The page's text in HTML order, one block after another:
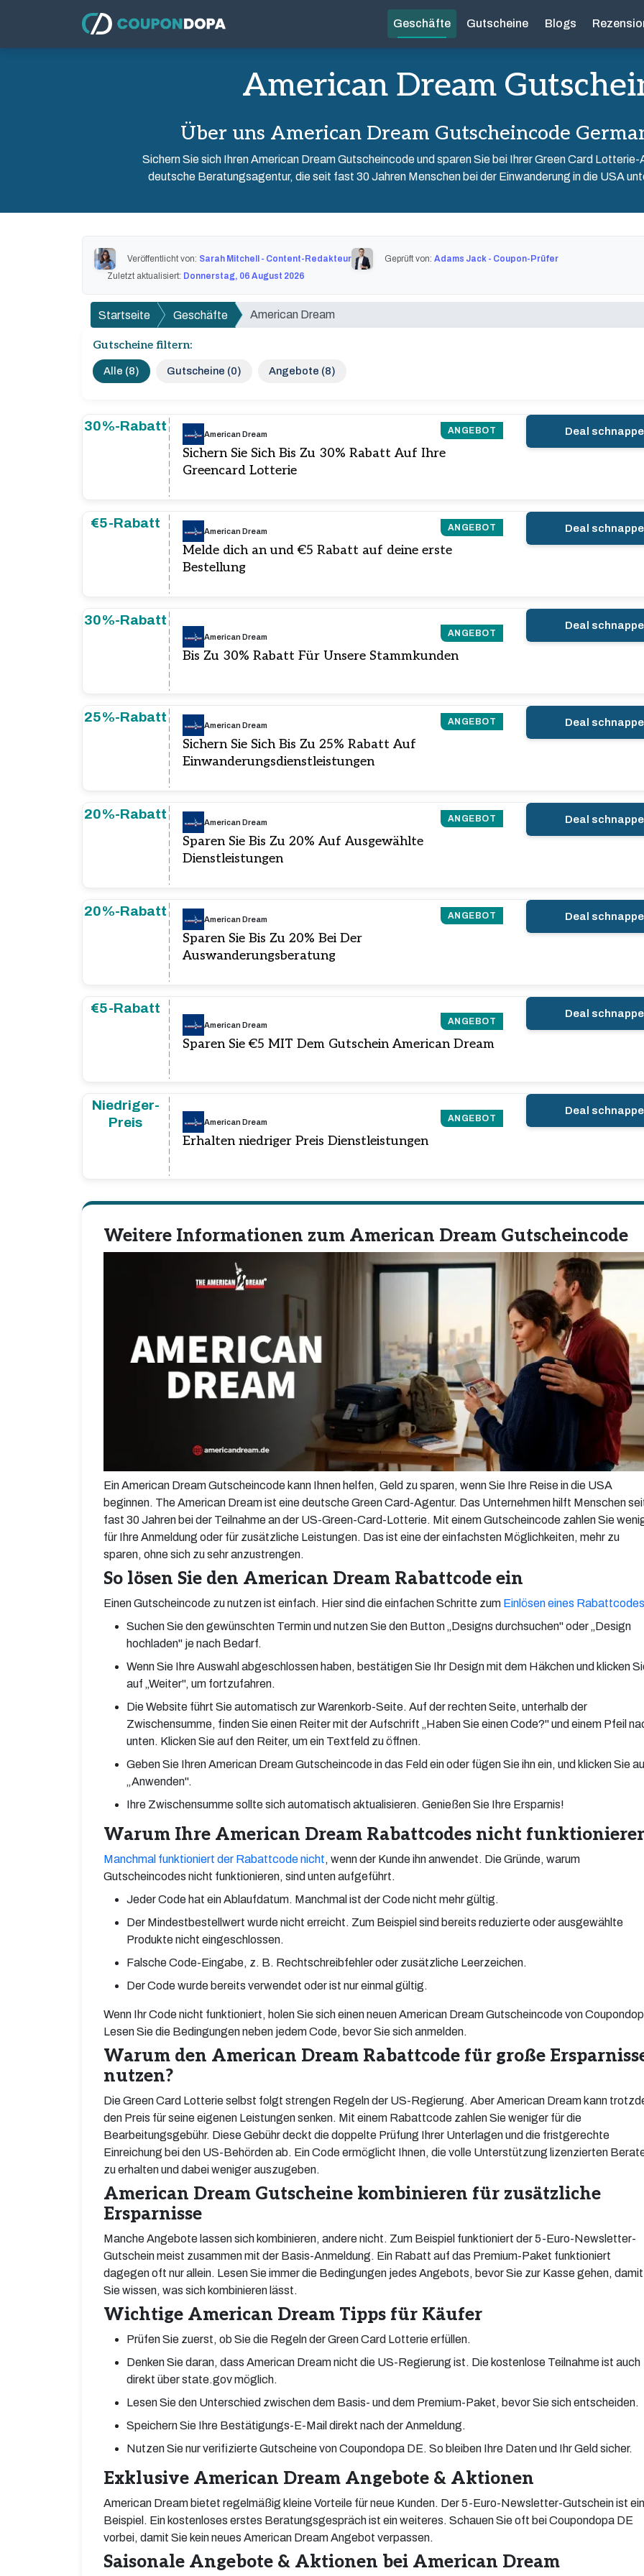
Geschäfte Gutscheine Blogs
American Dream
Über uns American Dream Gutscheincode
Sichern Sie sich Ihren American Dream Gutscheincode und sparen Sie bei Ihrer Green Card
deutsche Beratungsagentur, die seit fast 30 Jahren Menschen bei der Einwanderung in die USA
Veröffentlicht von: Sarah Mitchell - Content-Redakteur Geprüft von: Adams Jack - Coupon-Prüfer
Zuletzt aktualisiert: Donnerstag, 06 August 2026
Startseite Geschäfte American Dream
Gutscheine filtern:
Alle (8) Gutscheine (0) Angebote (8)
30%-Rabatt ANGEBOT
American Dream
Sichern Sie Sich Bis Zu 30% Rabatt Auf Ihre
Greencard Lotterie
Deal
€5-Rabatt ANGEBOT
American Dream
Melde dich an und €5 Rabatt auf deine erste
Bestellung
Deal
30%-Rabatt
ANGEBOT
American Dream
Bis Zu 30% Rabatt Für Unsere Stammkunden
Deal
25%-Rabatt ANGEBOT
American Dream
Sichern Sie Sich Bis Zu 25% Rabatt Auf
Einwanderungsdienstleistungen
Deal
20%-Rabatt ANGEBOT
American Dream
Sparen Sie Bis Zu 20% Auf Ausgewählte
Dienstleistungen
Deal
20%-Rabatt ANGEBOT
American Dream
Sparen Sie Bis Zu 20% Bei Der
Auswanderungsberatung
Deal
€5-Rabatt
ANGEBOT
American Dream
Sparen Sie €5 MIT Dem Gutschein American Dream
Deal
Niedriger-
Preis
ANGEBOT
American Dream
Erhalten niedriger Preis Dienstleistungen
Deal
Weitere Informationen zum American Dream Gutscheincode
Ein American Dream Gutscheincode kann Ihnen helfen, Geld zu sparen, wenn Sie Ihre Reise in die USA
beginnen. The American Dream ist eine deutsche Green Card-Agentur. Das Unternehmen hilft Menschen
fast 30 Jahren bei der Teilnahme an der US-Green-Card-Lotterie. Mit einem Gutscheincode zahlen Sie
für Ihre Anmeldung oder für zusätzliche Leistungen. Das ist eine der einfachsten Möglichkeiten, mehr zu
sparen, ohne sich zu sehr anzustrengen.
So lösen Sie den American Dream Rabattcode ein
Einen Gutscheincode zu nutzen ist einfach. Hier sind die einfachen Schritte zum Einlösen eines Rabattcodes
Suchen Sie den gewünschten Termin und nutzen Sie den Button „Designs durchsuchen" oder „Design
hochladen" je nach Bedarf.
Wenn Sie Ihre Auswahl abgeschlossen haben, bestätigen Sie Ihr Design mit dem Häkchen und klicken
auf „Weiter", um fortzufahren.
Die Website führt Sie automatisch zur Warenkorb-Seite. Auf der rechten Seite, unterhalb der
Zwischensumme, finden Sie einen Reiter mit der Aufschrift „Haben Sie einen Code?" und einem Pfeil
unten. Klicken Sie auf den Reiter, um ein Textfeld zu öffnen.
Geben Sie Ihren American Dream Gutscheincode in das Feld ein oder fügen Sie ihn ein, und klicken Sie
„Anwenden".
Ihre Zwischensumme sollte sich automatisch aktualisieren. Genießen Sie Ihre Ersparnis!
Warum Ihre American Dream Rabattcodes nicht
Manchmal funktioniert der Rabattcode nicht, wenn der Kunde ihn anwendet. Die Gründe, warum
Gutscheincodes nicht funktionieren, sind unten aufgeführt.
Jeder Code hat ein Ablaufdatum. Manchmal ist der Code nicht mehr gültig.
Der Mindestbestellwert wurde nicht erreicht. Zum Beispiel sind bereits reduzierte oder ausgewählte
Produkte nicht eingeschlossen.
Falsche Code-Eingabe, z. B. Rechtschreibfehler oder zusätzliche Leerzeichen.
Der Code wurde bereits verwendet oder ist nur einmal gültig.
Wenn Ihr Code nicht funktioniert, holen Sie sich einen neuen American Dream Gutscheincode von
Lesen Sie die Bedingungen neben jedem Code, bevor Sie sich anmelden.
Warum den American Dream Rabattcode für große
nutzen?
Die Green Card Lotterie selbst folgt strengen Regeln der US-Regierung. Aber American Dream kann
den Preis für seine eigenen Leistungen senken. Mit einem Rabattcode zahlen Sie weniger für die
Bearbeitungsgebühr. Diese Gebühr deckt die doppelte Prüfung Ihrer Unterlagen und die fristgerechte
Einreichung bei den US-Behörden ab. Ein Code ermöglicht Ihnen, die volle Unterstützung lizenzierten
zu erhalten und dabei weniger auszugeben.
American Dream Gutscheine kombinieren für zusätzliche
Ersparnisse
Manche Angebote lassen sich kombinieren, andere nicht. Zum Beispiel funktioniert der 5-Euro-Newsletter-
Gutschein meist zusammen mit der Basis-Anmeldung. Ein Rabatt auf das Premium-Paket funktioniert
dagegen oft nur allein. Lesen Sie immer die Bedingungen jedes Angebots, bevor Sie zur Kasse gehen, damit
Sie wissen, was sich kombinieren lässt.
Wichtige American Dream Tipps für Käufer
Prüfen Sie zuerst, ob Sie die Regeln der Green Card Lotterie erfüllen.
Denken Sie daran, dass American Dream nicht die US-Regierung ist. Die kostenlose Teilnahme ist auch
direkt über state.gov möglich.
Lesen Sie den Unterschied zwischen dem Basis- und dem Premium-Paket, bevor Sie sich entscheiden.
Speichern Sie Ihre Bestätigungs-E-Mail direkt nach der Anmeldung.
Nutzen Sie nur verifizierte Gutscheine von Coupondopa DE. So bleiben Ihre Daten und Ihr Geld sicher.
Exklusive American Dream Angebote & Aktionen
American Dream bietet regelmäßig kleine Vorteile für neue Kunden. Der 5-Euro-Newsletter-Gutschein ist ein
Beispiel. Ein kostenloses erstes Beratungsgespräch ist ein weiteres. Schauen Sie oft bei Coupondopa DE
vorbei, damit Sie kein neues American Dream Angebot verpassen.
Saisonale Angebote & Aktionen bei American Dream